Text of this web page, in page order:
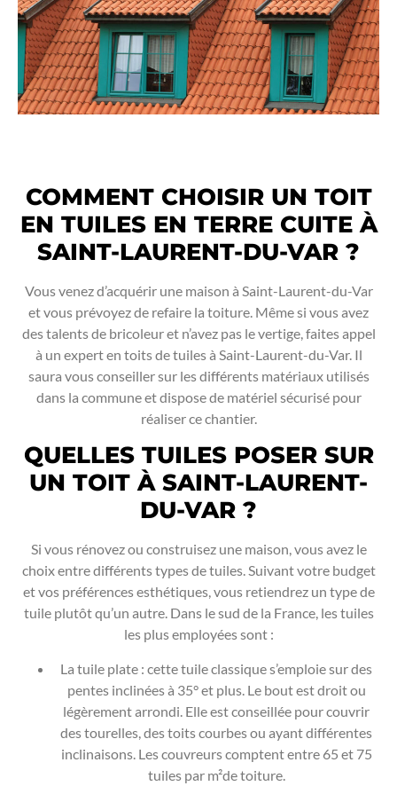
COMMENT CHOISIR UN TOIT
EN TUILES EN TERRE CUITE À
SAINT-LAURENT-DU-VAR ?
Vous venez d’acquérir une maison à Saint-Laurent-du-Var
et vous prévoyez de refaire la toiture. Même si vous avez
des talents de bricoleur et n’avez pas le vertige, faites appel
à un expert en toits de tuiles à Saint-Laurent-du-Var. Il
saura vous conseiller sur les différents matériaux utilisés
dans la commune et dispose de matériel sécurisé pour
réaliser ce chantier.
QUELLES TUILES POSER SUR
UN TOIT À SAINT-LAURENT-
DU-VAR ?
Si vous rénovez ou construisez une maison, vous avez le
choix entre différents types de tuiles. Suivant votre budget
et vos préférences esthétiques, vous retiendrez un type de
tuile plutôt qu’un autre. Dans le sud de la France, les tuiles
les plus employées sont :
La tuile plate : cette tuile classique s’emploie sur des
pentes inclinées à 35° et plus. Le bout est droit ou
légèrement arrondi. Elle est conseillée pour couvrir
des tourelles, des toits courbes ou ayant différentes
inclinaisons. Les couvreurs comptent entre 65 et 75
tuiles par m²de toiture.